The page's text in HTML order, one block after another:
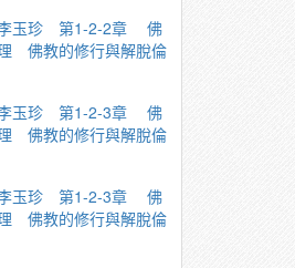
李玉珍 第1-2-2章 佛
佛教的修行與解脫倫
李玉珍 第1-2-3章 佛
佛教的修行與解脫倫
李玉珍 第1-2-3章 佛
佛教的修行與解脫倫